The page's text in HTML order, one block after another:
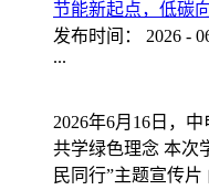
节能新起点，低碳
发布时间：
2026 -
...
2026年6月16日，
共学绿色理念 本次
民同行”主题宣传